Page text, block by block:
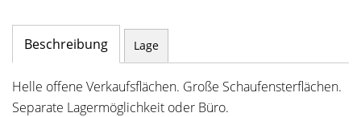
Beschreibung Lage
Helle offene Verkaufsflächen. Große Schaufensterflächen.
Separate Lagermöglichkeit oder Büro.